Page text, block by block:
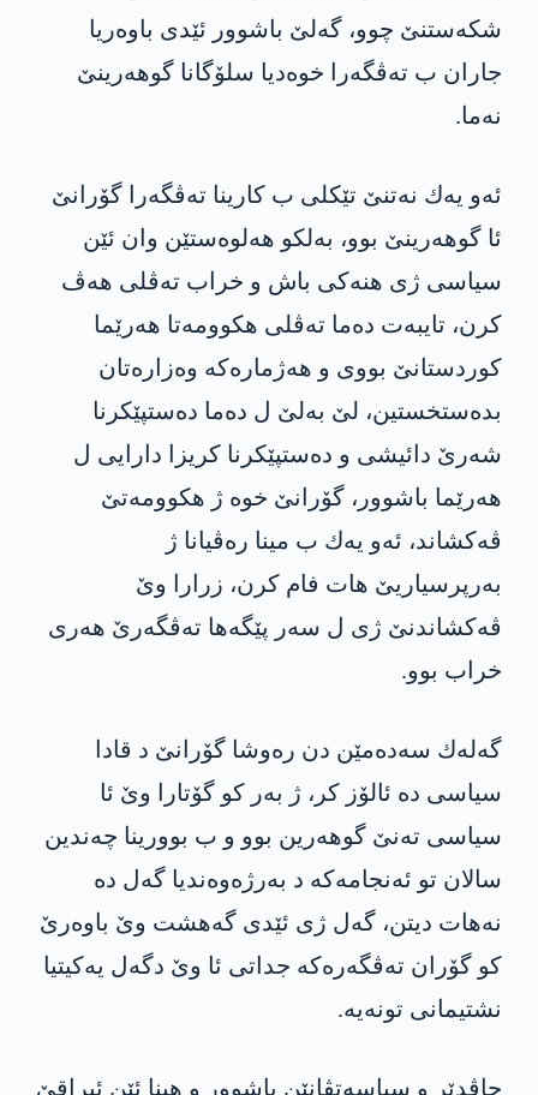
شكه‌ستنێ چوو، گه‌لێ باشوور ئێدی باوه‌ریا
جاران ب ته‌ڤگه‌را خوه‌دیا سلۆگانا گوهه‌رینێ
نه‌ما.
ئه‌و یه‌ك نه‌تنێ تێكلی ب كارینا ته‌ڤگه‌را گۆرانێ
ئا گوهه‌رینێ بوو، به‌لكو هه‌لوه‌ستێن وان ئێن
سیاسی ژی هنه‌كی باش و خراب ته‌ڤلی هه‌ڤ
كرن، تایبه‌ت ده‌ما ته‌ڤلی هكوومه‌تا هه‌رێما
كوردستانێ بووی و هه‌ژماره‌كه‌ وه‌زاره‌تان
بده‌ستخستین، لێ به‌لێ ل ده‌ما ده‌ستپێكرنا
شه‌رێ دائیشی و ده‌ستپێكرنا كریزا دارایی ل
هه‌رێما باشوور، گۆرانێ خوه‌ ژ هكوومه‌تێ
ڤه‌كشاند، ئه‌و یه‌ك ب مینا ره‌ڤیانا ژ
به‌رپرسیاریێ هات فام كرن، زرارا وێ
ڤه‌كشاندنێ ژی ل سه‌ر پێگه‌ها ته‌ڤگه‌رێ هه‌ری
خراب بوو.
گه‌له‌ك سه‌ده‌مێن دن ره‌وشا گۆرانێ د قادا
سیاسی ده‌ ئالۆز كر، ژ به‌ر كو گۆتارا وێ ئا
سیاسی ته‌نێ گوهه‌رین بوو و ب بوورینا چه‌ندین
سالان تو ئه‌نجامه‌كه‌ د به‌رژه‌وه‌ندیا گه‌ل ده‌
نه‌هات دیتن، گه‌ل ژی ئێدی گه‌هشت وێ باوه‌رێ
كو گۆران ته‌ڤگه‌ره‌كه‌ جداتی ئا وێ دگه‌ل یه‌كیتیا
نشتیمانی تونه‌یه‌.
چاڤدێر و سیاسه‌تڤانێن باشوور و هینا ئێن ئیراقێ